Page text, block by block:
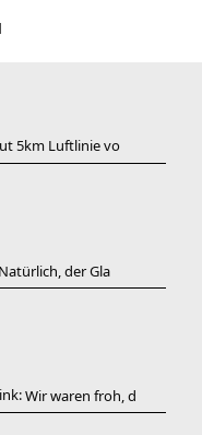
5km Luftlinie vo
Natürlich, der Gla
Wir waren froh, d